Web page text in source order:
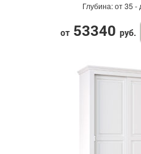
Глубина:от 35 -
от 53340 руб.